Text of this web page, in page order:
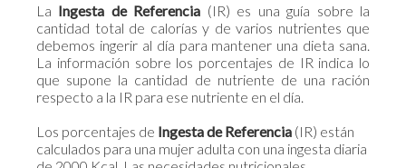
La Ingesta de Referencia (IR) es una guía sobre la
cantidad total de calorías y de varios nutrientes que
debemos ingerir al día para mantener una dieta sana.
La información sobre los porcentajes de IR indica lo
que supone la cantidad de nutriente de una ración
respecto a la IR para ese nutriente en el día.
Los porcentajes de Ingesta de Referencia (IR) están
calculados para una mujer adulta con una ingesta diaria